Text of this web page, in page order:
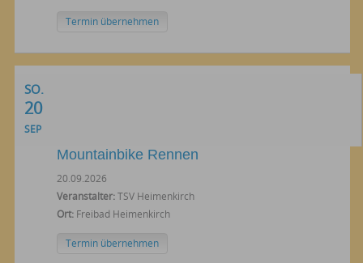
Termin übernehmen
SO.
20
SEP
Mountainbike Rennen
20.09.2026
Veranstalter:TSV Heimenkirch
Ort: Freibad Heimenkirch
Termin übernehmen